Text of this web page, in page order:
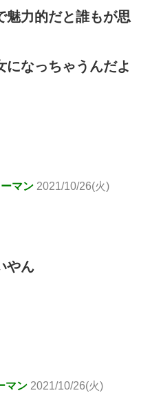
魅力的だと誰もが思
になっちゃうんだよ
マン 2021/10/26(火)
やん
マン 2021/10/26(火)